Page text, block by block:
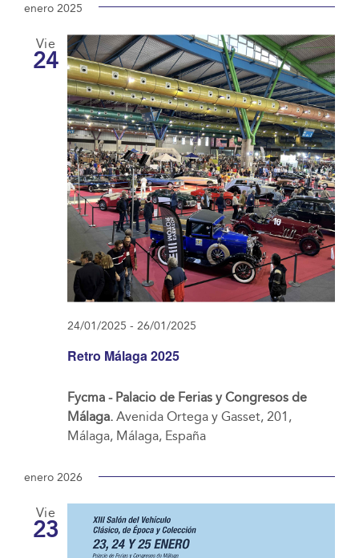
enero 2025
Vie
24
Retro Málaga 2025
24/01/2025 - 26/01/2025
Fycma - Palacio de Ferias y Congresos de
Málaga. Avenida Ortega y Gasset, 201,
Málaga, Málaga, España
enero 2026
Vie
23